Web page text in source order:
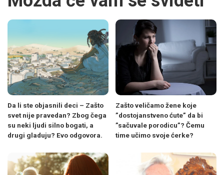
Da li ste objasnili deci – Zašto
svet nije pravedan? Zbog čega
su neki ljudi silno bogati, a
drugi gladuju? Evo odgovora.
Zašto veličamo žene koje
”dostojanstveno ćute” da bi
”sačuvale porodicu”? Čemu
time učimo svoje ćerke?